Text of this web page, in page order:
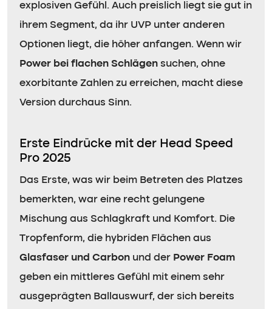
explosiven Gefühl. Auch preislich liegt sie gut in
ihrem Segment, da ihr UVP unter anderen
Optionen liegt, die höher anfangen. Wenn wir
Power bei flachen Schlägen suchen, ohne
exorbitante Zahlen zu erreichen, macht diese
Version durchaus Sinn.
Erste Eindrücke mit der Head Speed
Pro 2025
Das Erste, was wir beim Betreten des Platzes
bemerkten, war eine recht gelungene
Mischung aus Schlagkraft und Komfort. Die
Tropfenform, die hybriden Flächen aus
Glasfaser und Carbon und der Power Foam
geben ein mittleres Gefühl mit einem sehr
ausgeprägten Ballauswurf, der sich bereits